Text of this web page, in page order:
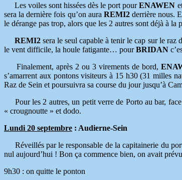
Les voiles sont hissées dès le port pourENAWEN
sera la dernière fois qu’on aura REMI2derrière nous.
le dérange pas trop, alors que les 2 autres sont déjà à
REMI2sera le seul capable à tenir le cap sur le raz
le vent difficile, la houle fatigante… pourBRIDAN
Finalement, après 2 ou 3 virements de bord,
s’amarrent aux pontons visiteurs à 15 h30 (31 milles
Raz de Sein et poursuivra sa course du jour jusqu’à
Pour les 2 autres, un petit verre de Porto au bar,
« crougnoutte » et dodo.
Lundi 20 septembre : Audierne-Sein
Réveillés par le responsable de la capitainerie du
nul aujourd’hui ! Bon ça commence bien, on avait
9h30 : on quitte le ponton